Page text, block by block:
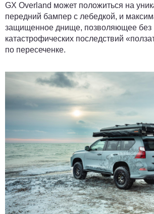
GX Overland может положиться на
передний бампер с лебедкой, и
защищенное днище, позволяющее без
катастрофических последствий
по пересеченке.